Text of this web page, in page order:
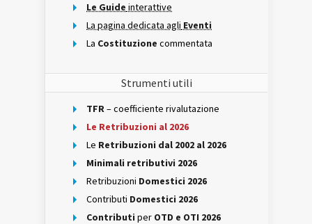
Le Guide interattive
La pagina dedicata agli Eventi
La Costituzione commentata
Strumenti utili
TFR– coefficiente rivalutazione
Le Retribuzioni al 2026
Le Retribuzioni dal 2002 al 2026
Minimali retributivi 2026
Retribuzioni Domestici 2026
Contributi Domestici 2026
Contributi per OTD e OTI 2026